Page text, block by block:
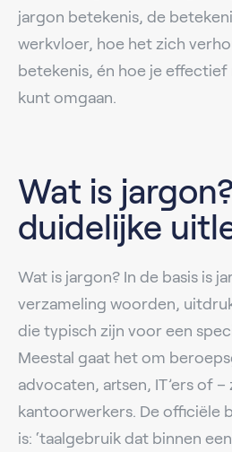
jargon betekenis, de
werkvloer, hoe het zich
betekenis, én hoe je
kunt omgaan.
Wat is
duidelijke
Wat is jargon? In de basis is
verzameling woorden,
die typisch zijn voor een
Meestal gaat het om
advocaten, artsen, IT’ers of
kantoorwerkers. De officiële
is: ‘taalgebruik dat binnen